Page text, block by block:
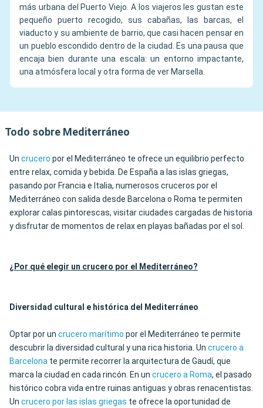
más urbana del Puerto Viejo. A los viajeros les gustan este
pequeño puerto recogido, sus cabañas, las barcas, el
viaducto y su ambiente de barrio, que casi hacen pensar en
un pueblo escondido dentro de la ciudad. Es una pausa que
encaja bien durante una escala: un entorno impactante,
una atmósfera local y otra forma de ver Marsella.
Todo sobre Mediterráneo
Un crucero por el Mediterráneo te ofrece un equilibrio perfecto
entre relax, comida y bebida. De España a las islas griegas,
pasando por Francia e Italia, numerosos cruceros por el
Mediterráneo con salida desde Barcelona o Roma te permiten
explorar calas pintorescas, visitar ciudades cargadas de historia
y disfrutar de momentos de relax en playas bañadas por el sol.
¿Por qué elegir un crucero por el Mediterráneo?
Diversidad cultural e histórica del Mediterráneo
Optar por un crucero marítimo por el Mediterráneo te permite
descubrir la diversidad cultural y una rica historia. Un crucero a
Barcelona te permite recorrer la arquitectura de Gaudí, que
marca la ciudad en cada rincón. En un crucero a Roma, el pasado
histórico cobra vida entre ruinas antiguas y obras renacentistas.
Un crucero por las islas griegas te ofrece la oportunidad de